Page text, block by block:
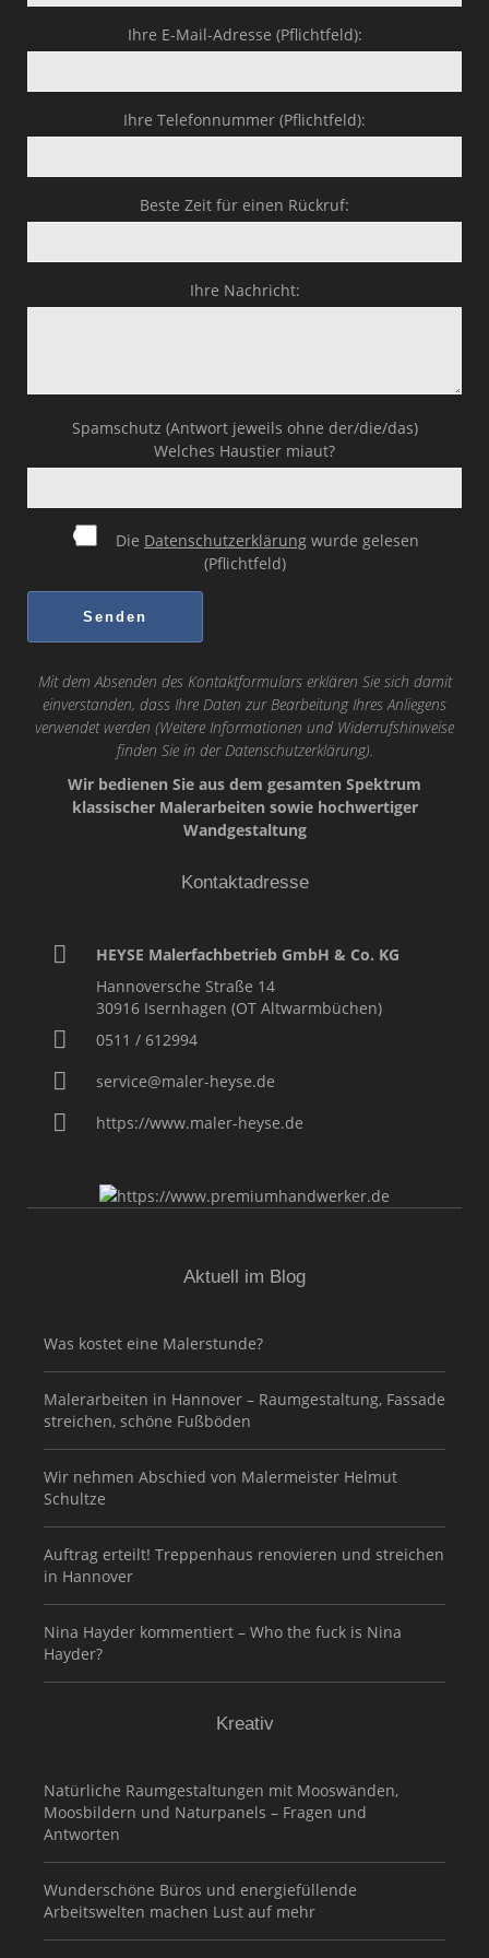
Meine gute Empfehlung
Heyse Lifestyle
Kontakt
Navigation schließen
Ihre E-Mail-Adresse (Pflichtfeld):
Ihre Telefonnummer (Pflichtfeld):
Beste Zeit für einen Rückruf:
Ihre Nachricht:
Spamschutz (Antwort jeweils ohne der/die/das)
Welches Haustier miaut?
Die Datenschutzerklärung wurde gelesen
(Pflichtfeld)
Mit dem Absenden des Kontaktformulars erklären Sie sich damit
einverstanden, dass Ihre Daten zur Bearbeitung Ihres Anliegens
verwendet werden (Weitere Informationen und Widerrufshinweise
finden Sie in der Datenschutzerklärung).
Wir bedienen Sie aus dem gesamten Spektrum
klassischer Malerarbeiten sowie hochwertiger
Wandgestaltung
Kontaktadresse
HEYSE Malerfachbetrieb GmbH & Co. KG
Hannoversche Straße 14
30916 Isernhagen (OT Altwarmbüchen)
0511 / 612994
service@maler-heyse.de
https://www.maler-heyse.de
Aktuell im Blog
Was kostet eine Malerstunde?
Malerarbeiten in Hannover – Raumgestaltung, Fassade
streichen, schöne Fußböden
Wir nehmen Abschied von Malermeister Helmut
Schultze
Auftrag erteilt! Treppenhaus renovieren und streichen
in Hannover
Nina Hayder kommentiert – Who the fuck is Nina
Hayder?
Kreativ
Natürliche Raumgestaltungen mit Mooswänden,
Moosbildern und Naturpanels – Fragen und
Antworten
Wunderschöne Büros und energiefüllende
Arbeitswelten machen Lust auf mehr